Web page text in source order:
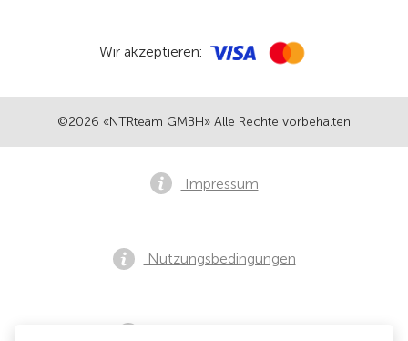
©2026 «NTRteam GMBH» Alle Rechte vorbehalten
Wir akzeptieren:
Impressum
Nutzungsbedingungen